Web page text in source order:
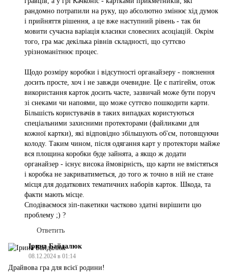
рандомно потрапили на руку, що абсолютно змінює хід думок
і прийняття рішення, а це вже наступний рівень - так би
мовити сучасна варіація класики словесних асоціацій. Окрім
того, гра має декілька рівнів складності, що суттєво
урізноманітнює процес.
Щодо розміру коробки і відсутності органайзеру - пояснення
досить просте, хоч і не завжди очевидне. Це є патігейм, отож
використання карток досить часте, зазвичай може бути поруч
зі снеками чи напоями, що може суттєво пошкодити карти.
Більшість користувачів в таких випадках користуються
спеціальними захисними протекторами (файликами для
кожної картки), які відповідно збільшують об'єм, потовщуючи
колоду. Таким чином, після одягання карт у протектори майже
вся площина коробки буде зайнята, а якщо ж додати
органайзер - існує висока ймовірність, що карти не вмістяться
і коробка не закриватиметься, до того ж точно в ній не стане
місця для додаткових тематичних наборів карток. Шкода, та
факти мають місце.
Сподіваємося зіп-пакетики частково здатні вирішити цю
проблему ;) ?
Ответить
Ірина Байдалюк
08.12.2024 в 01:14
Драйвова гра для всієї родини!